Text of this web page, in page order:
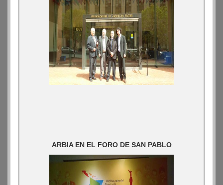
ARBIA EN EL FORO DE SAN PABLO